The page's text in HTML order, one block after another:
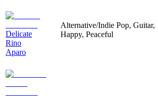
Delicate
Rino
Aparo
Alternative/Indie Pop, Guitar,
Happy, Peaceful